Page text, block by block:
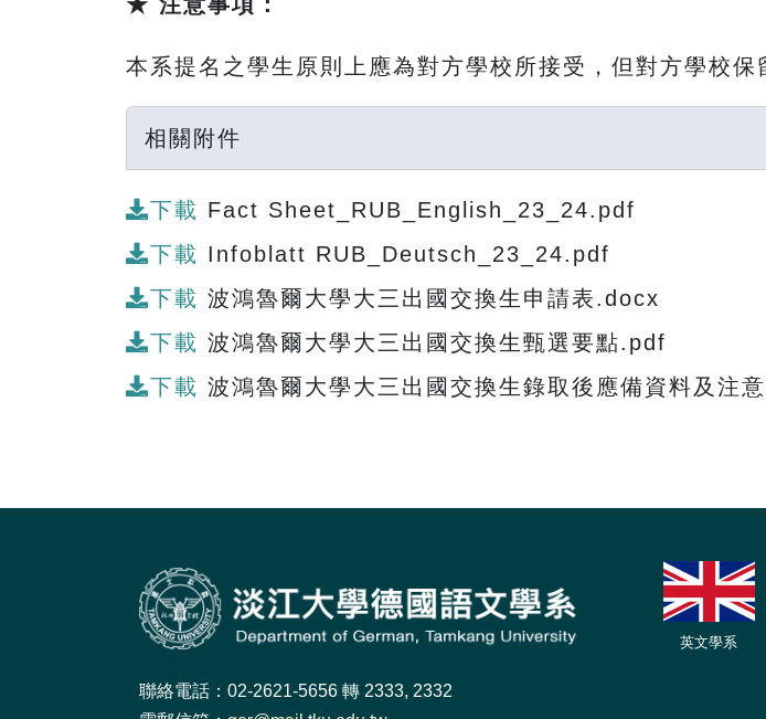
本系提名之學生原則上應為對方學校所接受，但對方學校保
相關附件
下載 Fact Sheet_RUB_English_23_24.pdf
下載 Infoblatt RUB_Deutsch_23_24.pdf
下載 波鴻魯爾大學大三出國交換生申請表.docx
下載 波鴻魯爾大學大三出國交換生甄選要點.pdf
下載 波鴻魯爾大學大三出國交換生錄取後應備資料及注
聯絡電話：02-2621-5656 轉 2333, 2332
英文學系